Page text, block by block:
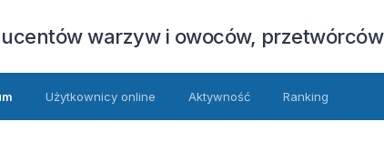
warzyw i owoców, przetwórców
Użytkownicy online Aktywność Ranking